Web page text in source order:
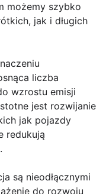
możemy szybko
jak i długich
liczba
wzrostu emisji
jest rozwijanie
jak pojazdy
redukują
są nieodłącznymi
do rozwoju